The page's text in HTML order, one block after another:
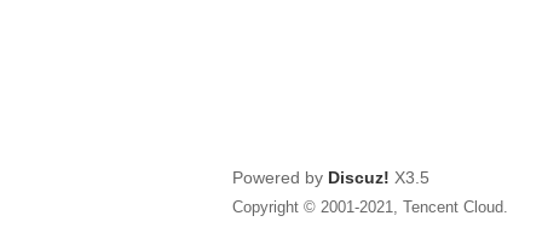
Powered by Discuz! X3.5
Copyright © 2001-2021, Tencent Cloud.